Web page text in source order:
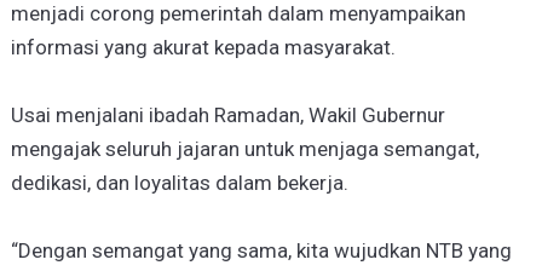
menjadi corong pemerintah dalam menyampaikan
informasi yang akurat kepada masyarakat.
Usai menjalani ibadah Ramadan, Wakil Gubernur
mengajak seluruh jajaran untuk menjaga semangat,
dedikasi, dan loyalitas dalam bekerja.
“Dengan semangat yang sama, kita wujudkan NTB yang